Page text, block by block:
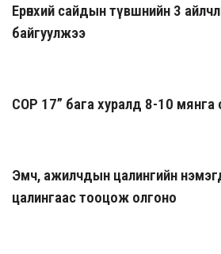
Ерөнхий сайдын түвшнийн 3
байгуулжээ
COP 17” бага хуралд 8-10 мянга
Эмч, ажилчдын цалингийн
цалингаас тооцож олгоно